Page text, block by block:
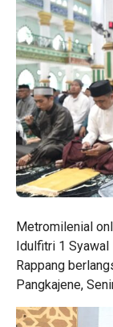
Metromilenial
Idulfitri 1 Syawal
Rappang
Pangkajene,